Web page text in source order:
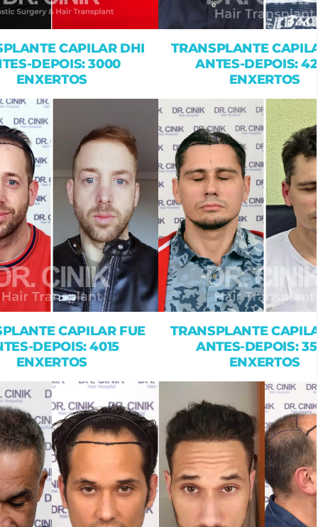
CAPILAR DHI
DEPOIS: 3000
ENXERTOS
TRANSPLANTE
ANTES-DEPOIS:
ENXERTOS
CAPILAR FUE
DEPOIS: 4015
ENXERTOS
TRANSPLANTE
ANTES-DEPOIS:
ENXERTOS